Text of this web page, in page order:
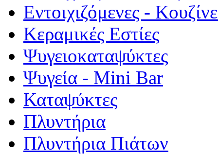
Εντοιχιζόμενες -
Κεραμικές Εστίες
Ψυγειοκαταψύκτες
Ψυγεία - Mini Bar
Καταψύκτες
Πλυντήρια
Πλυντήρια Πιάτων